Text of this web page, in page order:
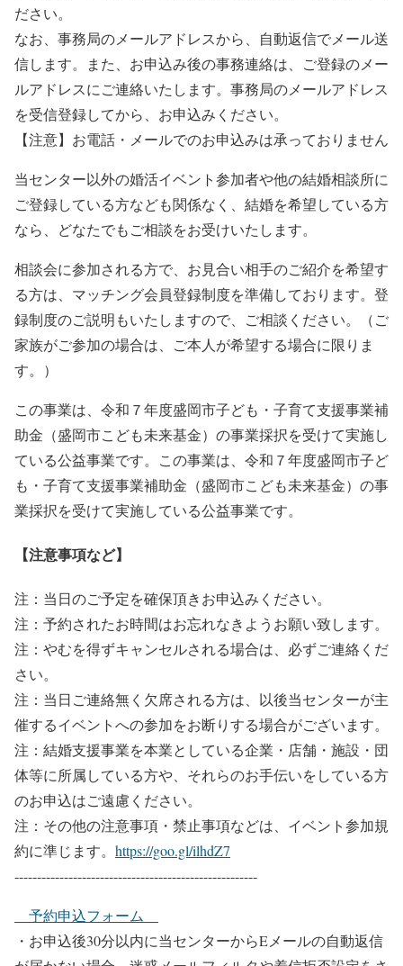
ださい。
なお、事務局のメールアドレスから、自動返信でメール送
信します。また、お申込み後の事務連絡は、ご登録のメー
ルアドレスにご連絡いたします。事務局のメールアドレス
を受信登録してから、お申込みください。
【注意】お電話・メールでのお申込みは承っておりません
当センター以外の婚活イベント参加者や他の結婚相談所に
ご登録している方なども関係なく、結婚を希望している方
なら、どなたでもご相談をお受けいたします。
相談会に参加される方で、お見合い相手のご紹介を希望す
る方は、マッチング会員登録制度を準備しております。登
録制度のご説明もいたしますので、ご相談ください。（ご
家族がご参加の場合は、ご本人が希望する場合に限りま
す。）
この事業は、令和７年度盛岡市子ども・子育て支援事業補
助金（盛岡市こども未来基金）の事業採択を受けて実施し
ている公益事業です。この事業は、令和７年度盛岡市子ど
も・子育て支援事業補助金（盛岡市こども未来基金）の事
業採択を受けて実施している公益事業です。
【注意事項など】
注：当日のご予定を確保頂きお申込みください。
注：予約されたお時間はお忘れなきようお願い致します。
注：やむを得ずキャンセルされる場合は、必ずご連絡くだ
さい。
注：当日ご連絡無く欠席される方は、以後当センターが主
催するイベントへの参加をお断りする場合がございます。
注：結婚支援事業を本業としている企業・店舗・施設・団
体等に所属している方や、それらのお手伝いをしている方
のお申込はご遠慮ください。
注：その他の注意事項・禁止事項などは、イベント参加規
約に準じます。 https://goo.gl/ilhdZ7
------------------------------------------------------
予約申込フォーム
・お申込後30分以内に当センターからEメールの自動返信